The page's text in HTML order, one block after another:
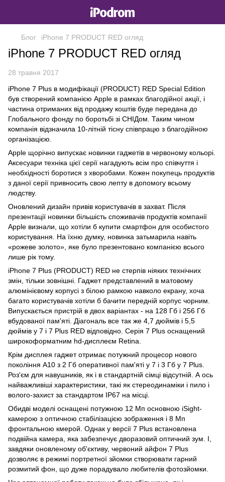
Блог iPhone 7 PRODUCT RED огляд
iPhone 7 PRODUCT RED огляд
28 травня 2017
iPhone 7 Plus в модифікації (PRODUCT) RED Special Edition
був створений компанією Apple в рамках благодійної акції, і
частина отриманих від продажу коштів буде передана до
Глобального фонду по боротьбі зі СНІДом. Таким чином
компанія відзначила 10-літній тісну співпрацю з благодійною
організацією.
Apple щорічно випускає новинки гаджетів в червоному кольорі.
Аксесуари техніка цієї серії нагадують всім про співчуття і
необхідності боротися з хворобами. Кожен покупець продуктів
з даної серії привносить свою лепту в допомогу всьому
людству.
Оновлений дизайн привів користувачів в захват. Після
презентації новинки більшість споживачів продуктів компанії
Apple визнали, що хотіли б купити смартфон для особистого
користування. На їхню думку, новинка затьмарила навіть
«рожеве золото», яке було презентовано компанією всього
лише рік тому.
iPhone 7 Plus (PRODUCT) RED не стерпів ніяких технічних
змін, тільки зовнішні. Гаджет представлений в матовому
алюмінієвому корпусі з білою рамкою навколо екрану, хоча
багато користувачів хотіли б бачити передній корпус чорним.
Випускається пристрій в двох варіантах - на 128 Гб і 256 Гб
вбудованої пам'яті. Діагональ все так же 4,7 дюймів і 5,5
дюймів у 7 і 7 Plus RED відповідно. Серія 7 Plus оснащений
широкоформатним hd-дисплеєм Retina.
Крім дисплея гаджет отримає потужний процесор нового
покоління A10 з 2 Гб оперативної пам'яті у 7 і 3 Гб у 7 Plus.
Роз'єм для навушників, як і в стандартній сімці відсутній. А ось
найважливіші характеристики, такі як стереодинаміки і пило і
волого-захист за стандартом IP67 на місці.
Обидві моделі оснащені потужною 12 Мп основною iSight-
камерою з оптичною стабілізацією зображення і 8 Мп
фронтальною кмерой. Однак у версії 7 Plus встановлена ​​
подвійна камера, яка забезпечує дворазовий оптичний зум. І,
завдяки оновленому об'єктиву, червоний айфон 7 Plus
дозволяє в режимі портретної зйомки створювати гарний
розмитий фон, що дуже порадувало любителів фотозйомки.